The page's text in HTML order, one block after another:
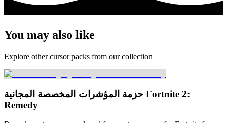
You may also like
Explore other cursor packs from our collection
حزمة المؤشرات المخصصة المجانية Fortnite 2:
Remedy